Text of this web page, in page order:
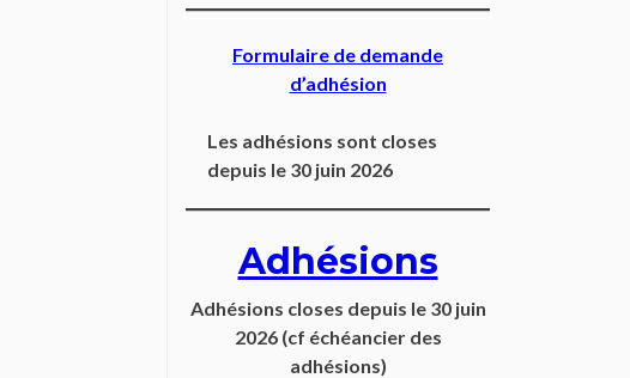
Formulaire de demande
d’adhésion
Les adhésions sont closes
depuis le 30 juin 2026
Adhésions
Adhésions closes depuis le 30 juin
2026 (cf échéancier des
adhésions)